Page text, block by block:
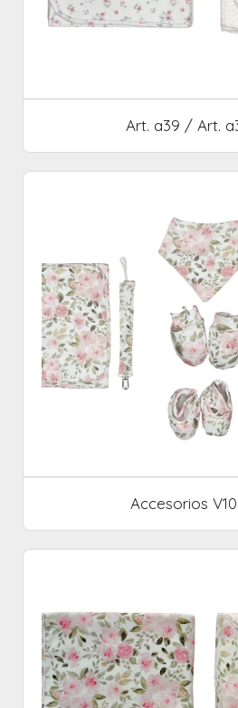
Art. a39 / Art.
Accesorios